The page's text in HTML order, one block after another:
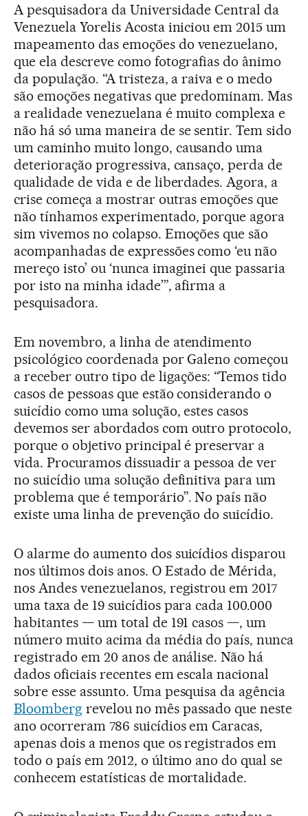
A pesquisadora da Universidade Central da
Venezuela Yorelis Acosta iniciou em 2015 um
mapeamento das emoções do venezuelano,
que ela descreve como fotografias do ânimo
da população. “A tristeza, a raiva e o medo
são emoções negativas que predominam. Mas
a realidade venezuelana é muito complexa e
não há só uma maneira de se sentir. Tem sido
um caminho muito longo, causando uma
deterioração progressiva, cansaço, perda de
qualidade de vida e de liberdades. Agora, a
crise começa a mostrar outras emoções que
não tínhamos experimentado, porque agora
sim vivemos no colapso. Emoções que são
acompanhadas de expressões como ‘eu não
mereço isto’ ou ‘nunca imaginei que passaria
por isto na minha idade’”, afirma a
pesquisadora.
Em novembro, a linha de atendimento
psicológico coordenada por Galeno começou
a receber outro tipo de ligações: “Temos tido
casos de pessoas que estão considerando o
suicídio como uma solução, estes casos
devemos ser abordados com outro protocolo,
porque o objetivo principal é preservar a
vida. Procuramos dissuadir a pessoa de ver
no suicídio uma solução definitiva para um
problema que é temporário”. No país não
existe uma linha de prevenção do suicídio.
O alarme do aumento dos suicídios disparou
nos últimos dois anos. O Estado de Mérida,
nos Andes venezuelanos, registrou em 2017
uma taxa de 19 suicídios para cada 100.000
habitantes — um total de 191 casos —, um
número muito acima da média do país, nunca
registrado em 20 anos de análise. Não há
dados oficiais recentes em escala nacional
sobre esse assunto. Uma pesquisa da agência
Bloomberg revelou no mês passado que neste
ano ocorreram 786 suicídios em Caracas,
apenas dois a menos que os registrados em
todo o país em 2012, o último ano do qual se
conhecem estatísticas de mortalidade.